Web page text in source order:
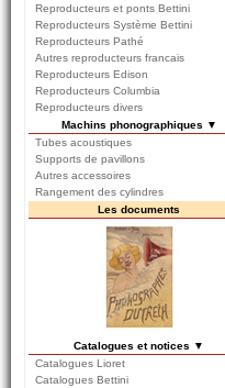
Reproducteurs et ponts Bettini
Reproducteurs Système Bettini
Reproducteurs Pathé
Autres reproducteurs francais
Reproducteurs Edison
Reproducteurs Columbia
Reproducteurs divers
Machins phonographiques ▼
Tubes acoustiques
Supports de pavillons
Autres accessoires
Rangement des cylindres
Les documents
Catalogues et notices ▼
Catalogues Lioret
Catalogues Bettini